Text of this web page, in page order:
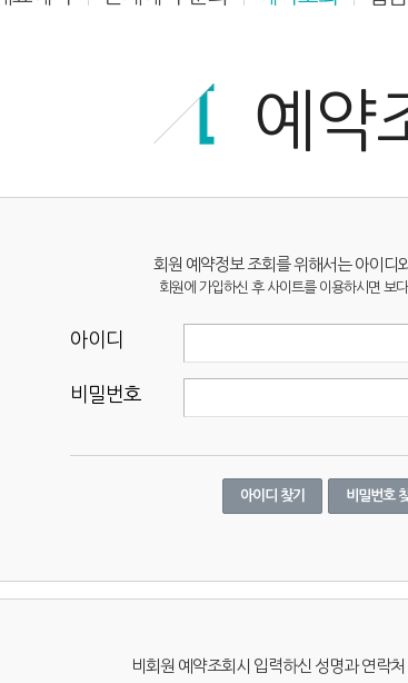
예약
회원 예약정보 조회를 위해서는 아이디
회원에 가입하신 후 사이트를 이용하시면 보
아이디
비밀번호
아이디 찾기 비밀번호
비회원 예약조회시 입력하신 성명과 연락